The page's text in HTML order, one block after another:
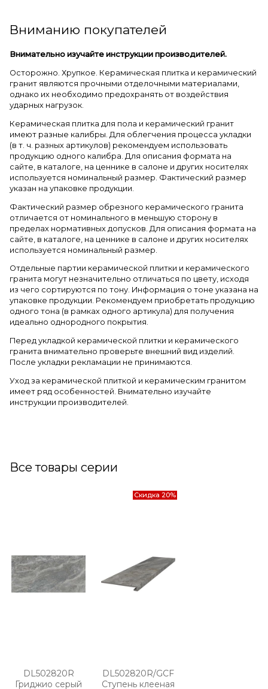
Вниманию покупателей
Внимательно изучайте инструкции производителей.
Осторожно. Хрупкое. Керамическая плитка и керамический
гранит являются прочными отделочными материалами,
однако их необходимо предохранять от воздействия
ударных нагрузок.
Керамическая плитка для пола и керамический гранит
имеют разные калибры. Для облегчения процесса укладки
(в т. ч. разных артикулов) рекомендуем использовать
продукцию одного калибра. Для описания формата на
сайте, в каталоге, на ценнике в салоне и других носителях
используется номинальный размер. Фактический размер
указан на упаковке продукции.
Фактический размер обрезного керамического гранита
отличается от номинального в меньшую сторону в
пределах нормативных допусков. Для описания формата на
сайте, в каталоге, на ценнике в салоне и других носителях
используется номинальный размер.
Отдельные партии керамической плитки и керамического
гранита могут незначительно отличаться по цвету, исходя
из чего сортируются по тону. Информация о тоне указана на
упаковке продукции. Рекомендуем приобретать продукцию
одного тона (в рамках одного артикула) для получения
идеально однородного покрытия.
Перед укладкой керамической плитки и керамического
гранита внимательно проверьте внешний вид изделий.
После укладки рекламации не принимаются.
Уход за керамической плиткой и керамическим гранитом
имеет ряд особенностей. Внимательно изучайте
инструкции производителей.
Все товары серии
DL502820R
Гриджио серый
Скидка 20%
DL502820R/GCF
Ступень клееная